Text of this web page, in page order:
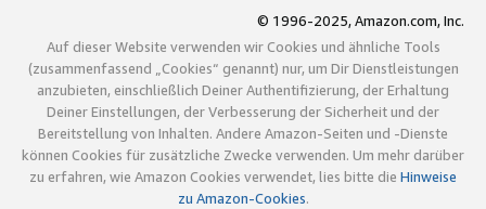
© 1996-2025, Amazon.com, Inc.
Auf dieser Website verwenden wir Cookies und ähnliche Tools
(zusammenfassend „Cookies“ genannt) nur, um Dir Dienstleistungen
anzubieten, einschließlich Deiner Authentifizierung, der Erhaltung
Deiner Einstellungen, der Verbesserung der Sicherheit und der
Bereitstellung von Inhalten. Andere Amazon-Seiten und -Dienste
können Cookies für zusätzliche Zwecke verwenden. Um mehr darüber
zu erfahren, wie Amazon Cookies verwendet, lies bitte die Hinweise
zu Amazon-Cookies.